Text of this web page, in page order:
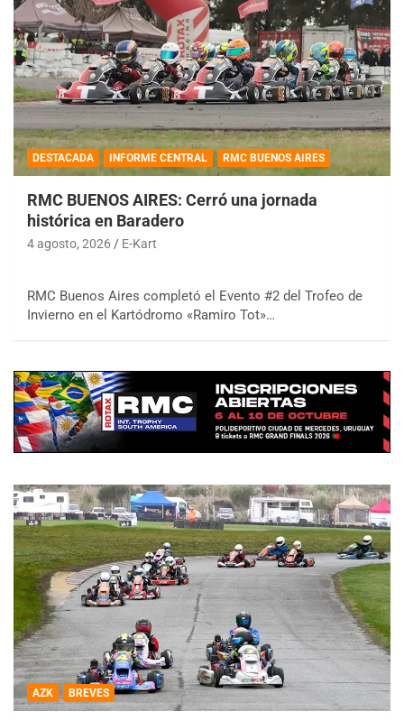
DESTACADA INFORME CENTRAL RMC BUENOS AIRES
RMC BUENOS AIRES: Cerró una jornada
histórica en Baradero
4 agosto, 2026 E-Kart
RMC Buenos Aires completó el Evento #2 del Trofeo de
Invierno en el Kartódromo «Ramiro Tot»…
AZK BREVES